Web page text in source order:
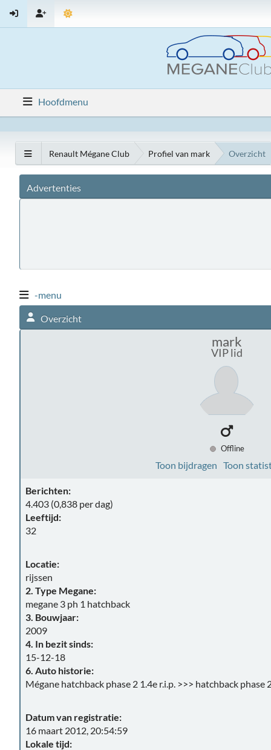
Hoofdmenu
Renault Mégane Club Profiel van mark Overzicht
Advertenties
-menu
Overzicht
mark
VIP lid
Offline
Toon bijdragen Toon
Berichten:
4.403 (0,838 per dag)
Leeftijd:
32
Locatie:
rijssen
2. Type Megane:
megane 3 ph 1 hatchback
3. Bouwjaar:
2009
4. In bezit sinds:
15-12-18
6. Auto historie:
Mégane hatchback phase 2 1.4e r.i.p. >>> hatchback phase
Datum van registratie:
16 maart 2012, 20:54:59
Lokale tijd: